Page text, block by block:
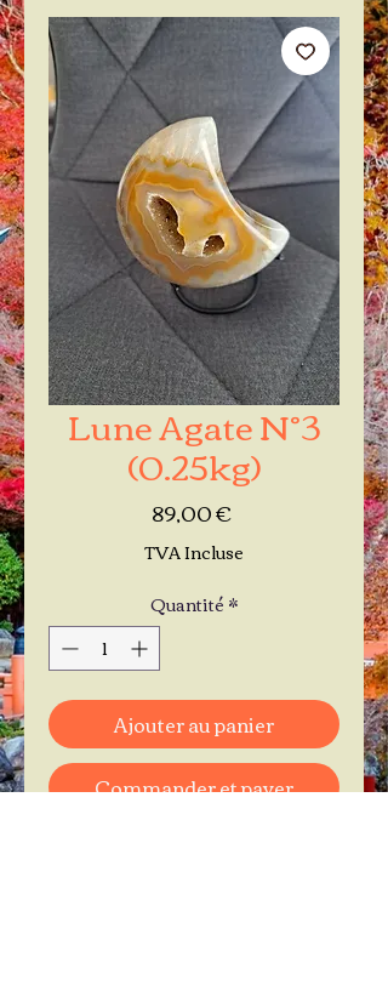
Lune Agate N°3
(0.25kg)
89,00 €Prix
TVA Incluse
Quantité*
Ajouter au panier
Commander et payer